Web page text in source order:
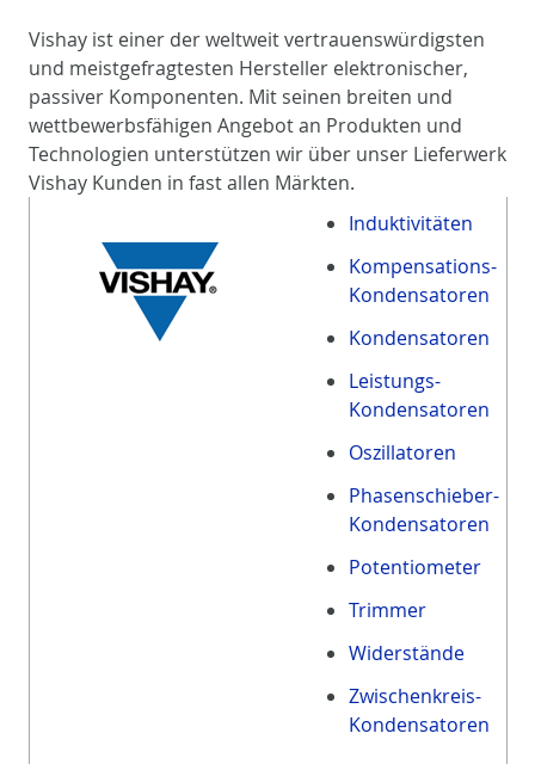
Vishay ist einer der weltweit vertrauenswürdigsten
und meistgefragtesten Hersteller elektronischer,
passiver Komponenten. Mit seinen breiten und
wettbewerbsfähigen Angebot an Produkten und
Technologien unterstützen wir über unser Lieferwerk
Vishay Kunden in fast allen Märkten.
Induktivitäten
Kompensations-
Kondensatoren
Kondensatoren
Leistungs-
Kondensatoren
Oszillatoren
Phasenschieber-
Kondensatoren
Potentiometer
Trimmer
Widerstände
Zwischenkreis-
Kondensatoren